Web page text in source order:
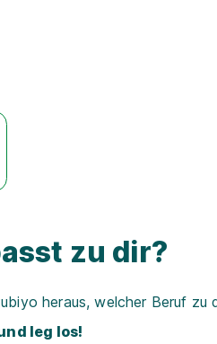
zu dir?
heraus, welcher Beruf zu
leg los!